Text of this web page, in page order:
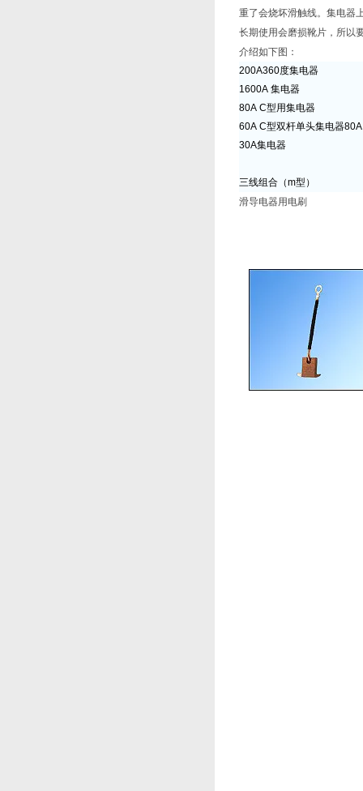
重了会烧坏滑触线。集电器
长期使用会磨损靴片，所以
介绍如下图：
200A360度集电器
1600A 集电器
80A C型用集电器
60A C型双杆单头集电器80A
30A集电器
三线组合（m型）
滑导电器用电刷